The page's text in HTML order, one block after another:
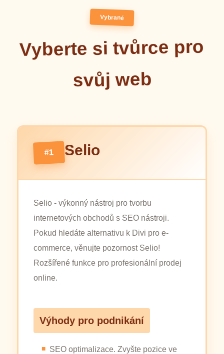
Vybrané
Vyberte si tvůrce pro
svůj web
#1 Selio
Selio - výkonný nástroj pro tvorbu
internetových obchodů s SEO nástroji.
Pokud hledáte alternativu k Divi pro e-
commerce, věnujte pozornost Selio!
Rozšířené funkce pro profesionální prodej
online.
Výhody pro podnikání
SEO optimalizace. Zvyšte pozice ve